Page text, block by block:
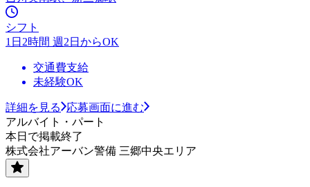
シフト
1日2時間 週2日からOK
交通費支給
未経験OK
詳細を見る
応募画面に進む
アルバイト・パート
本日で掲載終了
株式会社アーバン警備 三郷中央エリア